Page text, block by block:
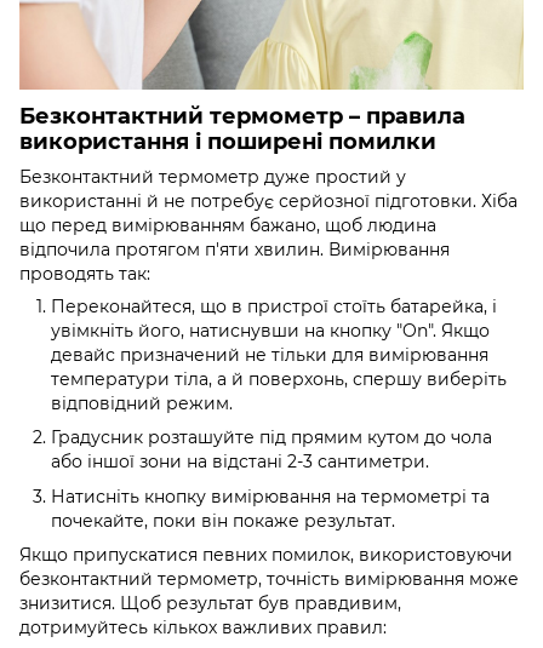
Безконтактний термометр – правила
використання і поширені помилки
Безконтактний термометр дуже простий у
використанні й не потребує серйозної підготовки. Хіба
що перед вимірюванням бажано, щоб людина
відпочила протягом п'яти хвилин. Вимірювання
проводять так:
Переконайтеся, що в пристрої стоїть батарейка, і
увімкніть його, натиснувши на кнопку "On". Якщо
девайс призначений не тільки для вимірювання
температури тіла, а й поверхонь, спершу виберіть
відповідний режим.
Градусник розташуйте під прямим кутом до чола
або іншої зони на відстані 2-3 сантиметри.
Натисніть кнопку вимірювання на термометрі та
почекайте, поки він покаже результат.
Якщо припускатися певних помилок, використовуючи
безконтактний термометр, точність вимірювання може
знизитися. Щоб результат був правдивим,
дотримуйтесь кількох важливих правил: